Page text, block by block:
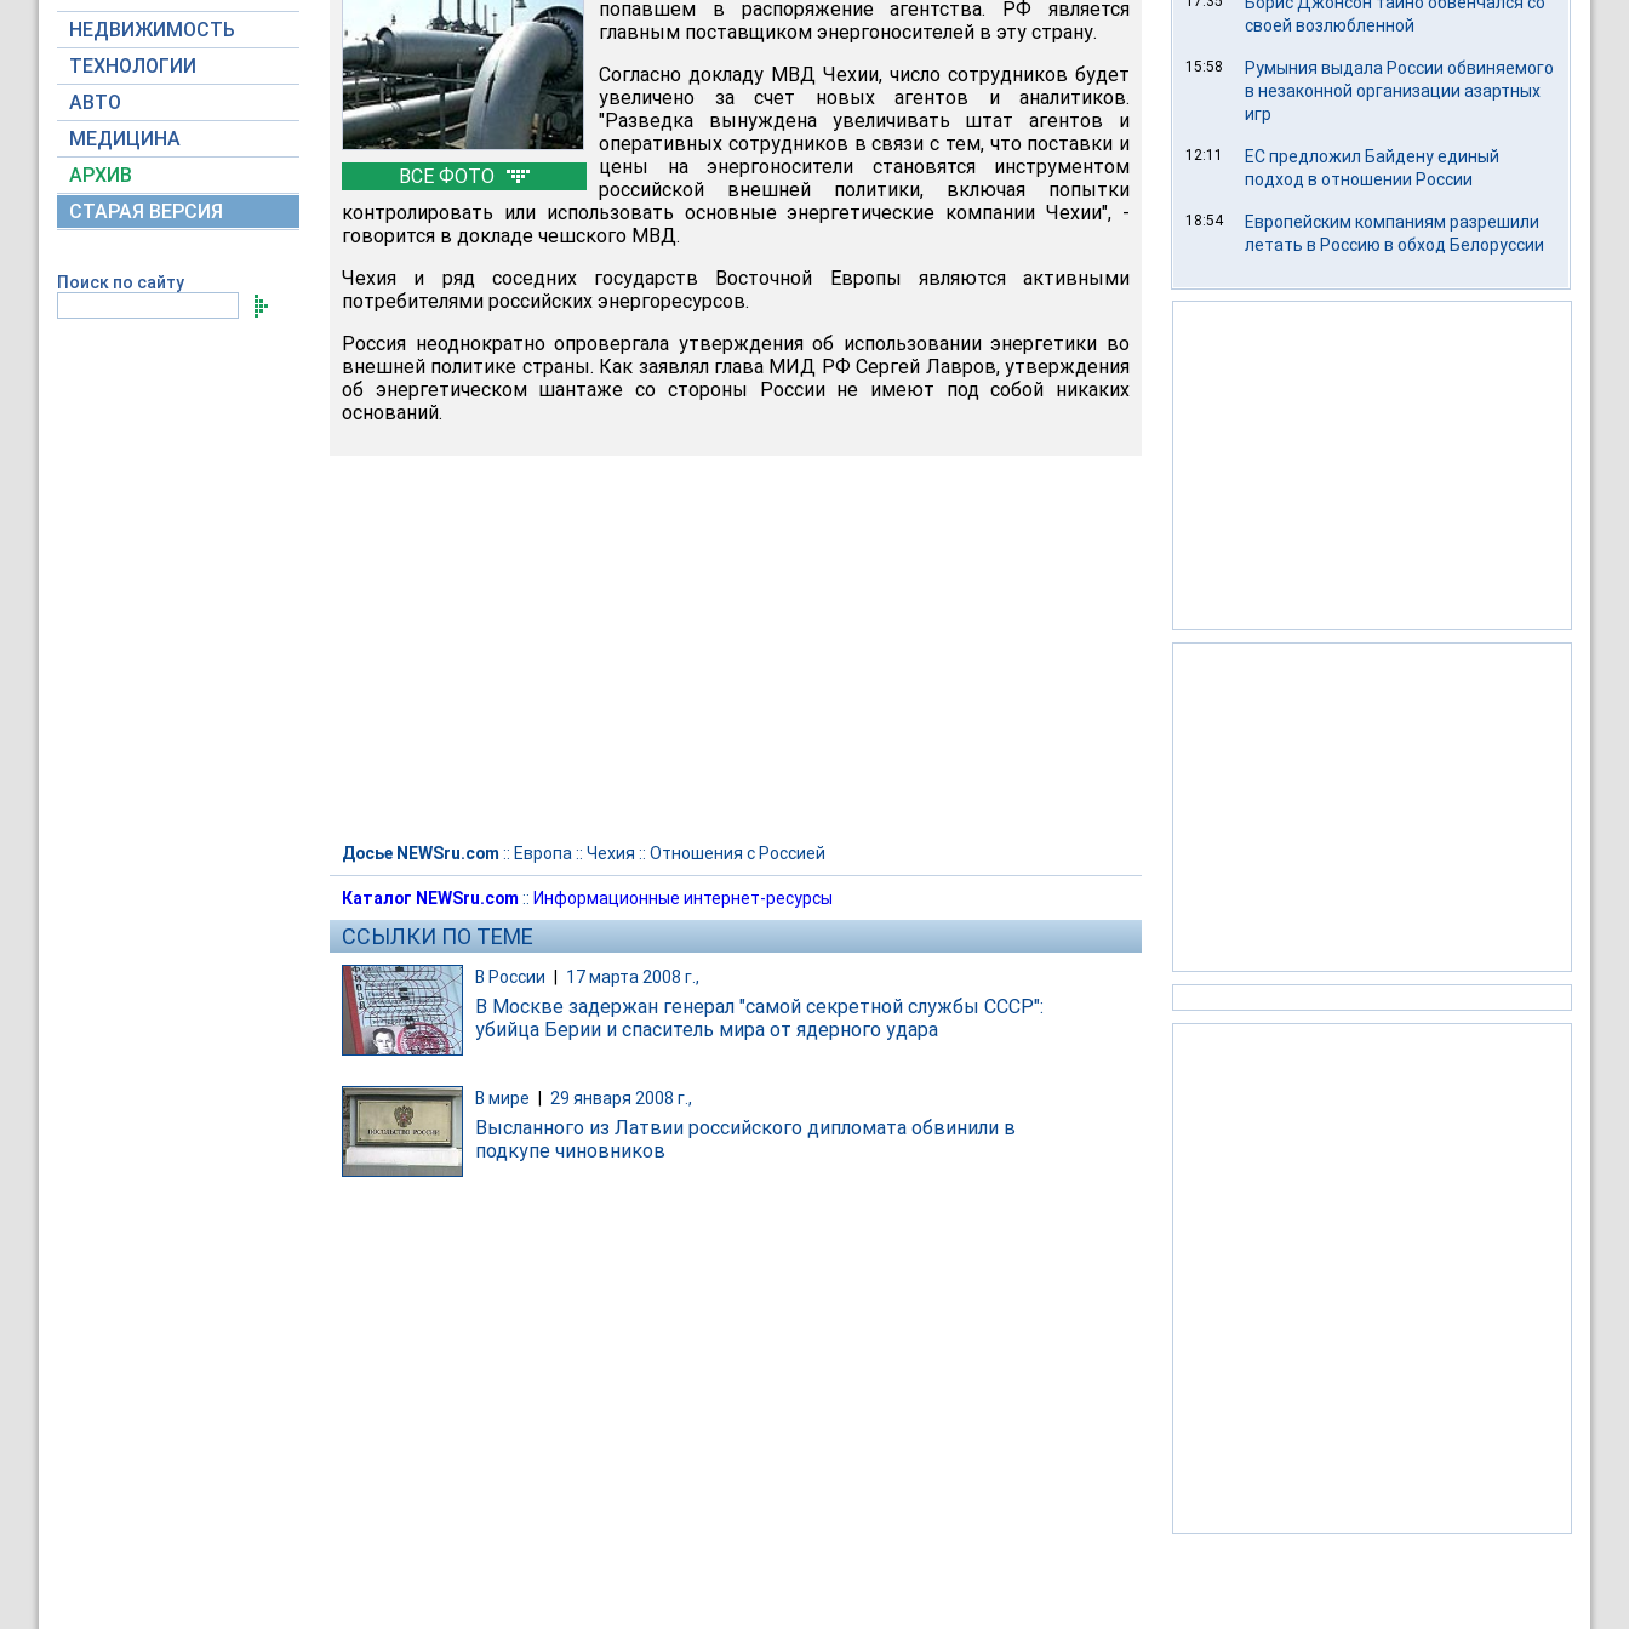
НЕДВИЖИМОСТЬ
ТЕХНОЛОГИИ
АВТО
МЕДИЦИНА
АРХИВ
СТАРАЯ ВЕРСИЯ
Поиск по сайту
ВСЕ ФОТО
попавшем в распоряжение агентства. РФ является
главным поставщиком энергоносителей в эту страну.
Согласно докладу МВД Чехии, число сотрудников будет
увеличено за счет новых агентов и аналитиков.
"Разведка вынуждена увеличивать штат агентов и
оперативных сотрудников в связи с тем, что поставки и
цены на энергоносители становятся инструментом
российской внешней политики, включая попытки
контролировать или использовать основные энергетические компании Чехии", -
говорится в докладе чешского МВД.
Чехия и ряд соседних государств Восточной Европы являются активными
потребителями российских энергоресурсов.
Россия неоднократно опровергала утверждения об использовании энергетики во
внешней политике страны. Как заявлял глава МИД РФ Сергей Лавров, утверждения
об энергетическом шантаже со стороны России не имеют под собой никаких
оснований.
Досье NEWSru.com :: Европа :: Чехия :: Отношения с Россией
Каталог NEWSru.com :: Информационные интернет-ресурсы
ССЫЛКИ ПО ТЕМЕ
В России 17 марта 2008 г.,
В Москве задержан генерал "самой секретной службы СССР":
убийца Берии и спаситель мира от ядерного удара
В мире 29 января 2008 г.,
Высланного из Латвии российского дипломата обвинили в
подкупе чиновников
своей возлюбленной
15:58
Румыния выдала России обвиняемого
в незаконной организации азартных
игр
12:11
ЕС предложил Байдену единый
подход в отношении России
18:54
Европейским компаниям разрешили
летать в Россию в обход Белоруссии